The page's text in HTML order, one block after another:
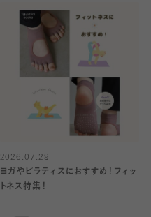
2026.07.29
ヨガやピラティスにおすすめ！フィッ
トネス特集！